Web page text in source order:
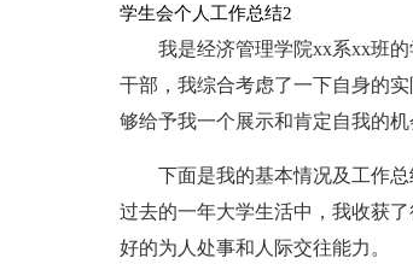
学生会个人工作总结2
我是经济管理学院xx系xx班
干部，我综合考虑了一下自身的
够给予我一个展示和肯定自我的机
下面是我的基本情况及工作
过去的一年大学生活中，我收获
好的为人处事和人际交往能力。